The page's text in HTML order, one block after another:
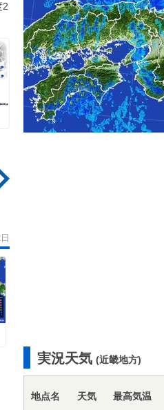
2
実況天気 (近畿地方)
地点名 天気 最高気温